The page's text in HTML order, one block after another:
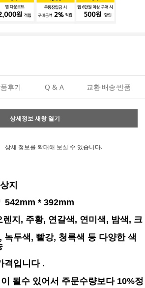
후기 Q & A 교환·배송·반품
상세정보 새창 열기
상세 정보를 확대해 보실 수 있습니다.
지
542mm * 392mm
지, 주황, 연갈색, 연미색, 밤색, 크
, 빨강, 청록색 등 다양한 색
격입니다 .
수 있어서 주문수량보다 10%정